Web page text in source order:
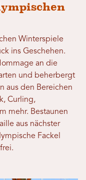
Winterspiele
ins Geschehen.
an die
und beherbergt
aus den Bereichen
Curling,
mehr. Bestaunen
aus nächster
Fackel